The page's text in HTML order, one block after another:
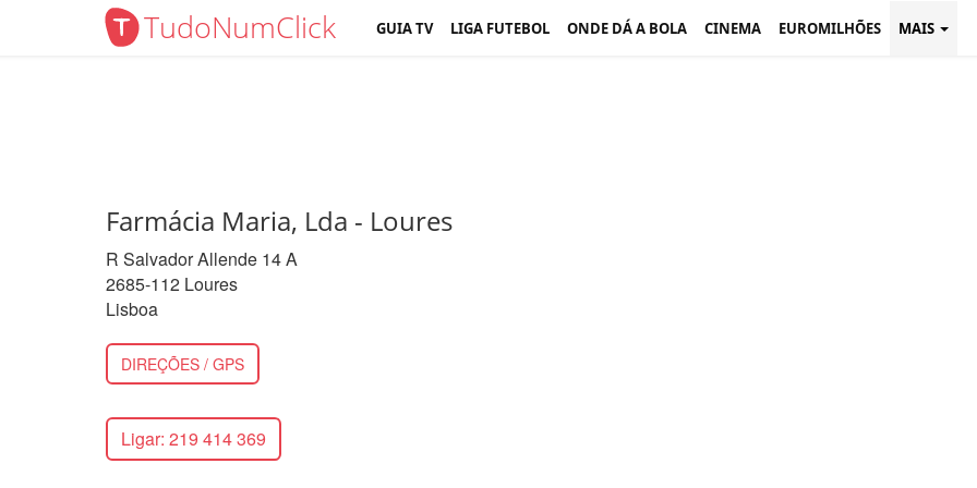
TudoNumClick GUIA TV LIGA FUTEBOL ONDE DÁ A BOLA CINEMA EUROMILHÕES MAIS
Farmácia Maria, Lda - Loures
R Salvador Allende 14 A
2685-112 Loures
Lisboa
DIREÇÕES / GPS
Ligar: 219 414 369